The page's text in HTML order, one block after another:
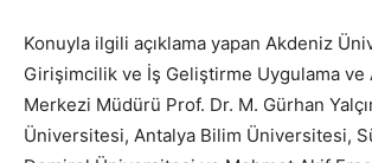
Konuyla ilgili açıklama yapan Akdeniz
Girişimcilik ve İş Geliştirme Uygulama ve
Merkezi Müdürü Prof. Dr. M. Gürhan
Üniversitesi, Antalya Bilim Üniversitesi,